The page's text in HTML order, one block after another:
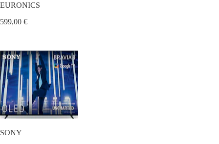
EURONICS
599,00 €
SONY